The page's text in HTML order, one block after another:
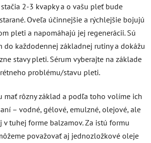
2-3 kvapky a o vašu pleť bude
Oveľa účinnejšie a rýchlejšie bojujú
pleti a napomáhajú jej regenerácii. Sú
do každodennej základnej rutiny a dokážu
stavy pleti. Sérum vyberajte na základe
problému/stavu pleti.
mať rôzny základ a podľa toho volíme ich
– vodné, gélové, emulzné, olejové, ale
v tuhej forme balzamov. Za istú formu
považovať aj jednozložkové oleje